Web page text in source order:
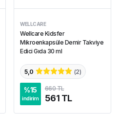
WELLCARE
Wellcare Kidsfer
Mikroenkapsüle Demir Takviye
Edici Gıda 30 ml
5,0 (2)
%15
indirim
660 TL
561 TL